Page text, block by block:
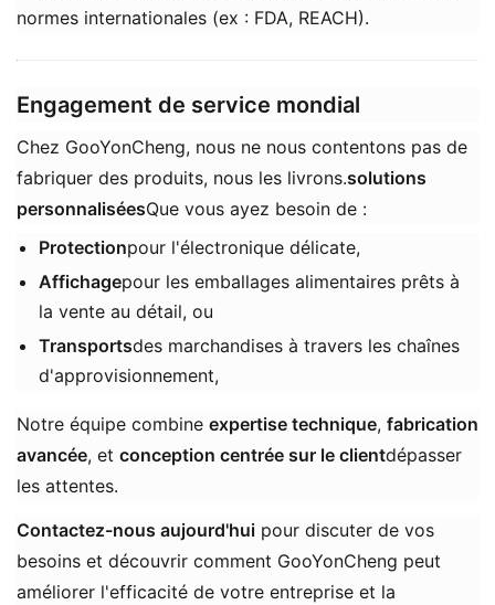
normes internationales (ex : FDA, REACH).
Engagement de service mondial
Chez GooYonCheng, nous ne nous contentons pas de
fabriquer des produits, nous les livrons.solutions
personnaliséesQue vous ayez besoin de :
​Protection​pour l'électronique délicate,
Affichagepour les emballages alimentaires prêts à
la vente au détail, ou
Transportsdes marchandises à travers les chaînes
d'approvisionnement,
Notre équipe combine ​ ​expertise technique​​, ​ fabrication
avancée​, et ​ conception centrée sur le client​dépasser
les attentes.
Contactez-nous aujourd'hui ​ pour discuter de vos
besoins et découvrir comment GooYonCheng peut
améliorer l'efficacité de votre entreprise et la